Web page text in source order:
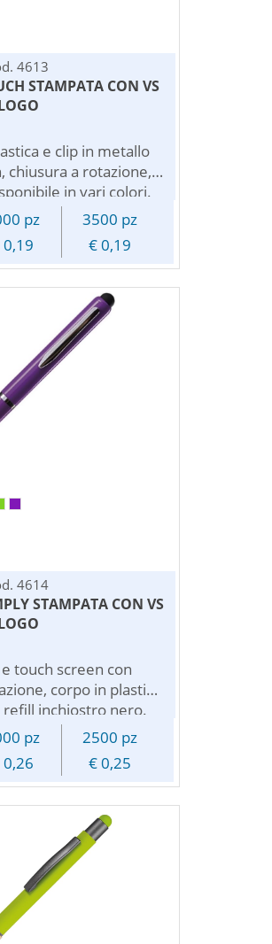
4613
STAMPATA CON VS
e clip in metallo
chiusura a rotazione,
in vari colori.
logo pubblicitario.
pz
3500 pz
0,19 € 0,19
4614
STAMPATA CON VS
touch screen con
corpo in plastica
refill inchiostro nero.
con vostro logo
pz
2500 pz
0,26 € 0,25